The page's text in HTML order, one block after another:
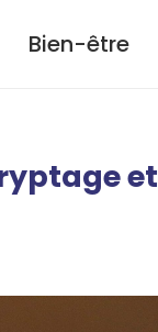
Bien-être
et